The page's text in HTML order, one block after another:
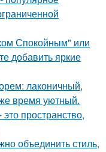
Спокойным" или
добавить яркие
лаконичный,
время уютный.
пространство,
объединить стиль,